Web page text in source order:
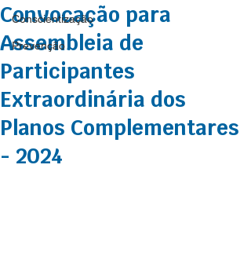
Conscientização
Prevenção
Convocação para
Assembleia de
Participantes
Extraordinária dos
Planos Complementares
- 2024